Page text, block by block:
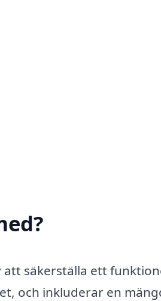
att säkerställa ett
och inkluderar en